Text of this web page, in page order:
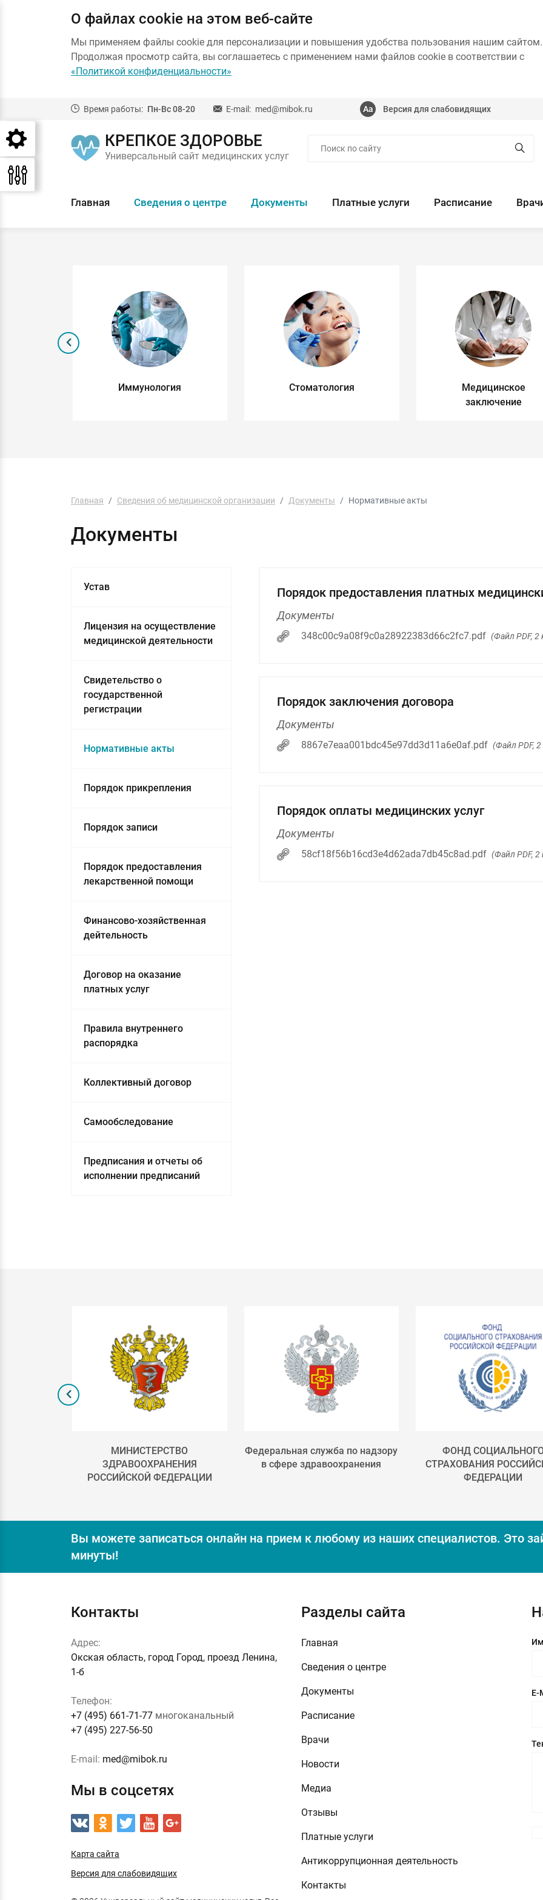
О файлах cookie на этом веб-сайте
Мы применяем файлы cookie для персонализации и повышения удобства пользования нашим сайтом.
Продолжая просмотр сайта, вы соглашаетесь с применением нами файлов cookie в соответствии с
«Политикой конфиденциальности»
Время работы: Пн-Вс 08-20 E-mail: med@mibok.ru Версия для слабовидящих
КРЕПКОЕ ЗДОРОВЬЕ
Универсальный сайт медицинских услуг
Главная Сведения о центре Документы Платные услуги Расписание
Иммунология Стоматология
Медицинское
заключение
Главная Сведения об медицинской организации Документы Нормативные акты
Документы
Устав
Лицензия на осуществление
медицинской деятельности
Свидетельство о
государственной
регистрации
Нормативные акты
Порядок прикрепления
Порядок записи
Порядок предоставления
лекарственной помощи
Финансово-хозяйственная
дейтельность
Договор на оказание
платных услуг
Правила внутреннего
распорядка
Коллективный договор
Самообследование
Предписания и отчеты об
исполнении предписаний
Порядок предоставления платных
Документы
348c00c9a08f9c0a28922383d66c2fc7.pdf (Файл PDF, 2
Порядок заключения договора
Документы
8867e7eaa001bdc45e97dd3d11a6e0af.pdf (Файл PDF, 2
Порядок оплаты медицинских услуг
Документы
58cf18f56b16cd3e4d62ada7db45c8ad.pdf (Файл PDF, 2
МИНИСТЕРСТВО
ЗДРАВООХРАНЕНИЯ
РОССИЙСКОЙ ФЕДЕРАЦИИ
Федеральная служба по надзору
в сфере здравоохранения
ФОНД
СТРАХОВАНИЯ
ФЕДЕРАЦИИ
Вы можете записаться онлайн на прием к любому из наших специалистов. Это
минуты!
Контакты
Адрес:
Окская область, город Город, проезд Ленина,
1-б
Телефон:
+7 (495) 661-71-77 многоканальный
+7 (495) 227-56-50
E-mail: med@mibok.ru
Мы в соцсетях
Карта сайта
Версия для слабовидящих
Разделы сайта
Главная
Сведения о центре
Документы
Расписание
Врачи
Новости
Медиа
Отзывы
Платные услуги
Антикоррупционная деятельность
Контакты
E-